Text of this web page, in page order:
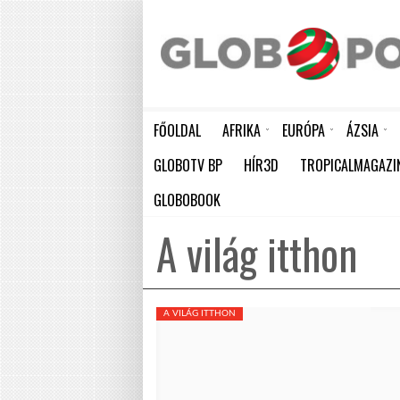
FŐOLDAL AFRIKA EURÓPA ÁZSIA
GLOBOTV BP HÍR3D
GLOBOBOOK
A világ itthon
A VILÁG ITTHON